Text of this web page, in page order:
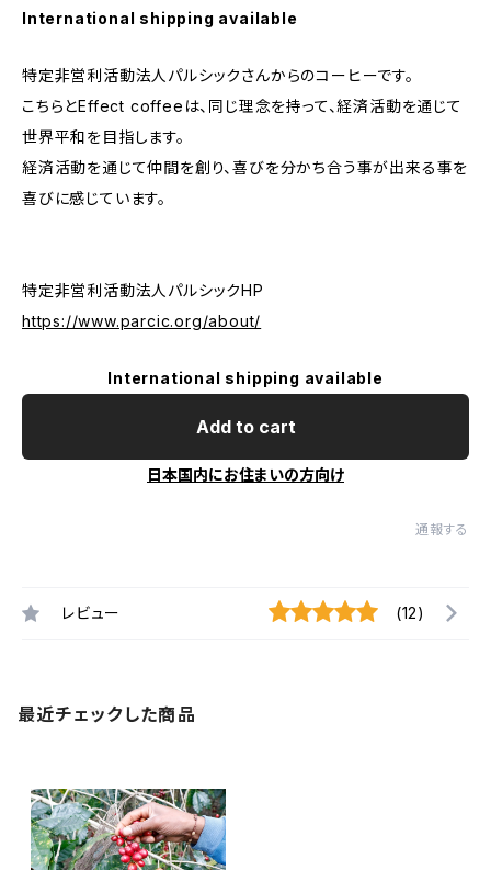
International shipping available
特定非営利活動法人パルシックさんからのコーヒーです。
こちらとEffect coffeeは、同じ理念を持って、経済活動を通じて
世界平和を目指します。
経済活動を通じて仲間を創り、喜びを分かち合う事が出来る事を
喜びに感じています。
特定非営利活動法人パルシックHP
https://www.parcic.org/about/
International shipping available
Add to cart
日本国内にお住まいの方向け
通報する
レビュー (12)
最近チェックした商品